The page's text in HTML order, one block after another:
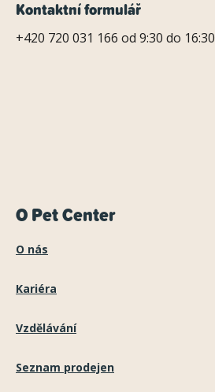
Kontaktní formulář
+420 720 031 166 od 9:30 do 16:30
O Pet Center
O nás
Kariéra
Vzdělávání
Seznam prodejen